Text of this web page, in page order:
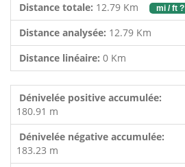
Distance totale: 12.79 Km mi / ft ?
Distance analysée: 12.79 Km
Distance linéaire: 0 Km
Dénivelée positive accumulée:
180.91 m
Dénivelée négative accumulée:
183.23 m